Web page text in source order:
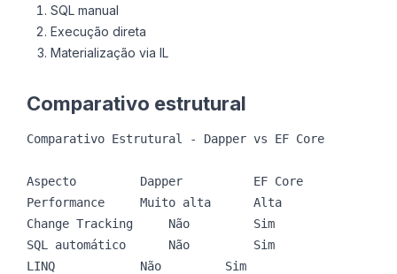
SQL manual
Execução direta
Materialização via IL
Comparativo estrutural
Comparativo Estrutural - Dapper vs EF Core
Aspecto			Dapper			EF Core
Performance		Muito alta		Alta
Change Tracking		Não			Sim
SQL automático		Não			Sim
LINQ			Não			Sim